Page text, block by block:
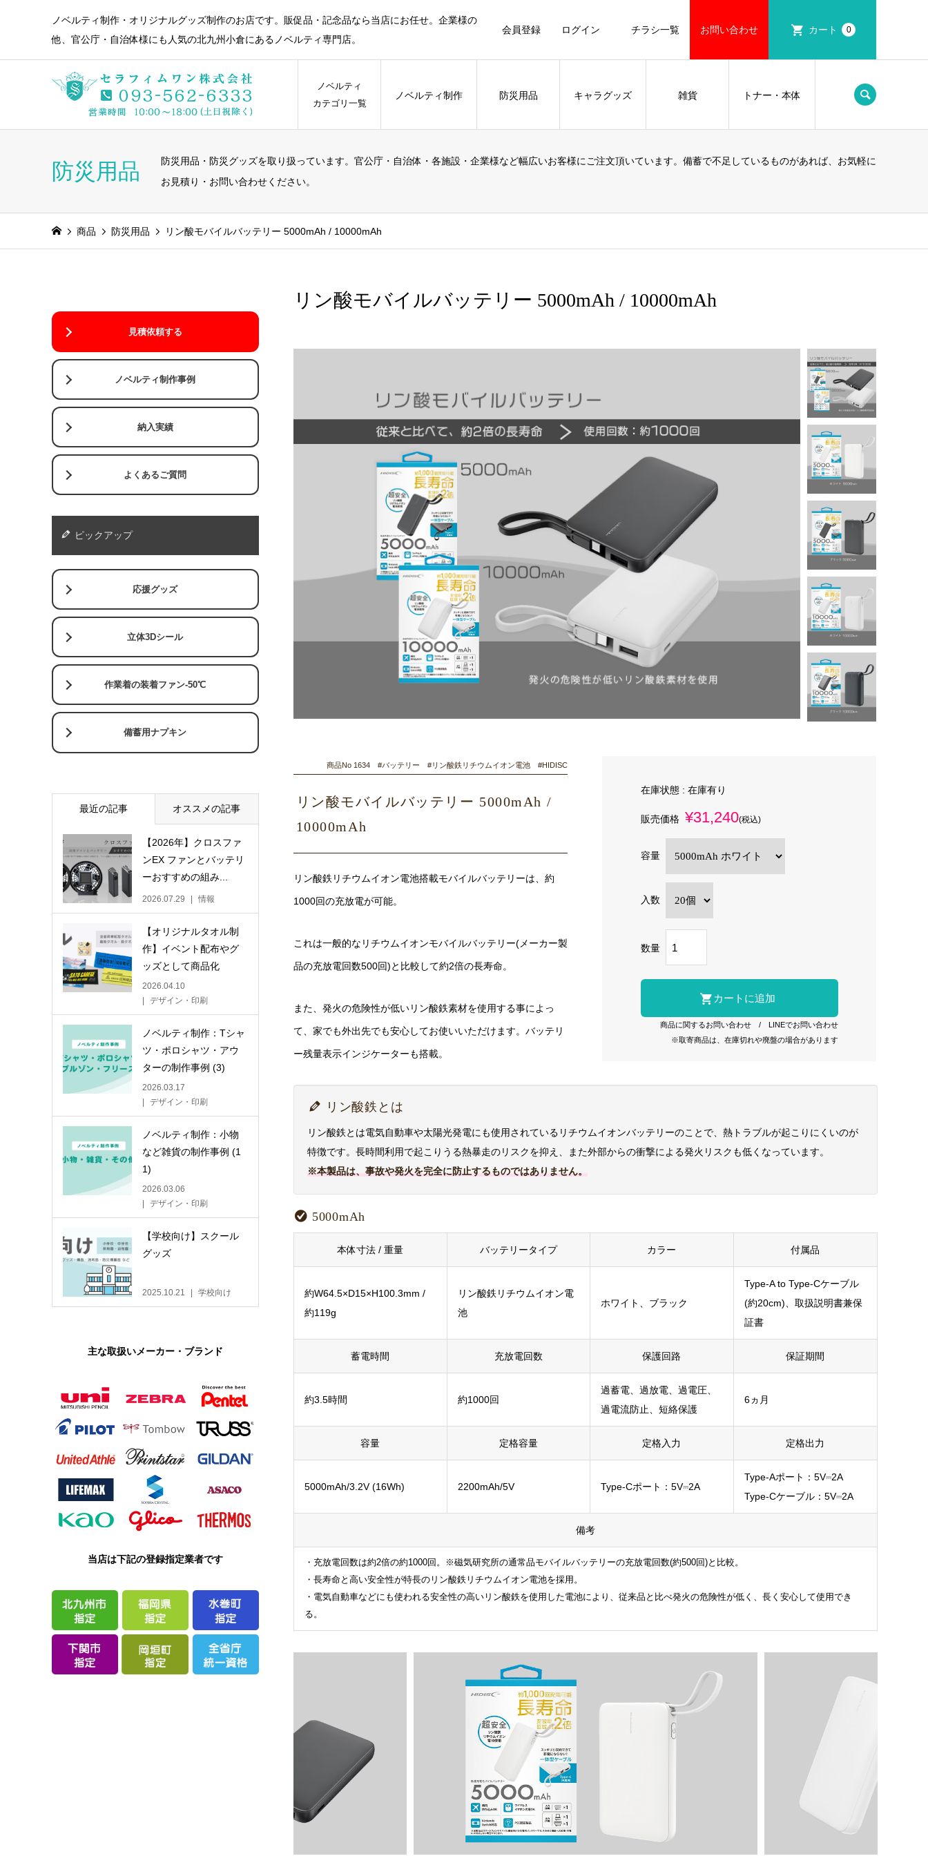
ノベルティ制作・オリジナルグッズ制作のお店です。販促品・記念品なら当店にお任せ。企業様の
他、官公庁・自治体様にも人気の北九州小倉にあるノベルティ専門店。
会員登録 ログイン チラシ一覧 お問い合わせ カート 0
ノベルティ
カテゴリ一覧
ノベルティ制作 防災用品 キャラグッズ 雑貨 トナー・本体
防災用品
防災用品・防災グッズを取り扱っています。官公庁・自治体・各施設・企業様など幅広いお客様にご注文頂いています。備蓄で不足しているものがあれば、お気軽に
お見積り・お問い合わせください。
商品 防災用品 リン酸モバイルバッテリー 5000mAh / 10000mAh
リン酸モバイルバッテリー 5000mAh / 10000mAh
商品No 1634 #バッテリー #リン酸鉄リチウムイオン電池 #HIDISC
リン酸モバイルバッテリー 5000mAh /
10000mAh
リン酸鉄リチウムイオン電池搭載モバイルバッテリーは、約
1000回の充放電が可能。
これは一般的なリチウムイオンモバイルバッテリー(メーカー製
品の充放電回数500回)と比較して約2倍の長寿命。
また、発火の危険性が低いリン酸鉄素材を使用する事によっ
て、家でも外出先でも安心してお使いいただけます。バッテリ
ー残量表示インジケーターも搭載。
リン酸鉄とは
リン酸鉄とは電気自動車や太陽光発電にも使用されているリチウムイオンバッテリーのことで、熱トラブルが起こりにくいのが
特徴です。長時間利用で起こりうる熱暴走のリスクを抑え、また外部からの衝撃による発火リスクも低くなっています。
※本製品は、事故や発火を完全に防止するものではありません。
5000mAh
本体寸法 / 重量 バッテリータイプ カラー 付属品
約W64.5×D15×H100.3mm /
約119g
リン酸鉄リチウムイオン電
池
ホワイト、ブラック
Type-A to Type-Cケーブル
(約20cm)、取扱説明書兼保
証書
蓄電時間 充放電回数 保護回路 保証期間
約3.5時間 約1000回
過蓄電、過放電、過電圧、
過電流防止、短絡保護
6ヵ月
容量 定格容量 定格入力 定格出力
5000mAh/3.2V (16Wh) 2200mAh/5V Type-Cポート：5V⎓2A
Type-Aポート：5V⎓2A
Type-Cケーブル：5V⎓2A
備考
・充放電回数は約2倍の約1000回。※磁気研究所の通常品モバイルバッテリーの充放電回数(約500回)と比較。
・長寿命と高い安全性が特長のリン酸鉄リチウムイオン電池を採用。
・電気自動車などにも使われる安全性の高いリン酸鉄を使用した電池により、従来品と比べ発火の危険性が低く、長く安心して使用でき
る。
在庫状態 : 在庫有り
販売価格 ¥31,240(税込)
容量
入数
数量
商品に関するお問い合わせ/ LINEでお問い合わせ
※取寄商品は、在庫切れや廃盤の場合があります
見積依頼する
ノベルティ制作事例
納入実績
よくあるご質問
ピックアップ
応援グッズ
立体3Dシール
作業着の装着ファン-50℃
備蓄用ナプキン
最近の記事 オススメの記事
【2026年】クロスファ
ンEX ファンとバッテリ
ーおすすめの組み...
2026.07.29 情報
【オリジナルタオル制
作】イベント配布やグ
ッズとして商品化
2026.04.10
デザイン・印刷
ノベルティ制作：Tシャ
ツ・ポロシャツ・アウ
ターの制作事例 (3)
2026.03.17
デザイン・印刷
ノベルティ制作：小物
など雑貨の制作事例 (1
1)
2026.03.06
デザイン・印刷
【学校向け】スクール
グッズ
2025.10.21 学校向け
主な取扱いメーカー・ブランド
当店は下記の登録指定業者です